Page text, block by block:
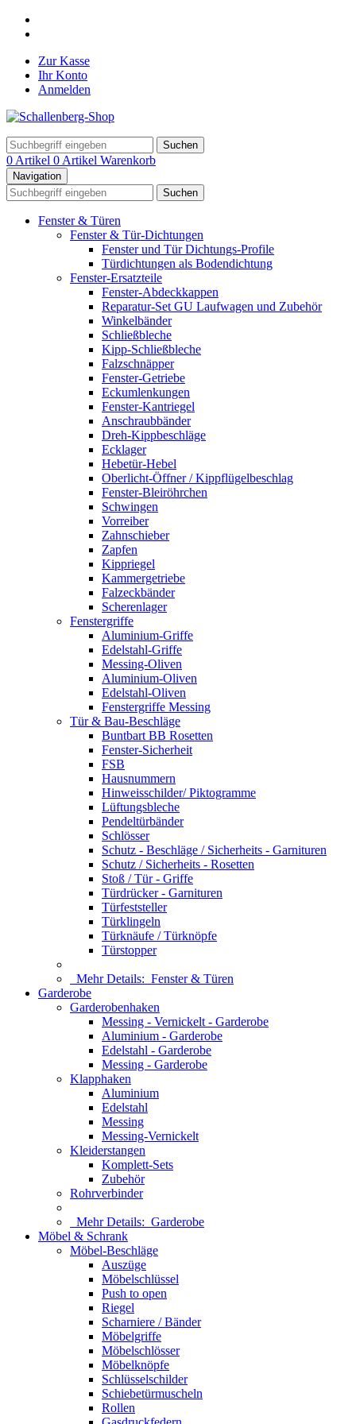
Zur Kasse
Ihr Konto
Anmelden
Suchen
0 Artikel 0 Artikel Warenkorb
Navigation
Suchen
Fenster & Türen
Fenster & Tür-Dichtungen
Fenster und Tür Dichtungs-Profile
Türdichtungen als Bodendichtung
Fenster-Ersatzteile
Fenster-Abdeckkappen
Reparatur-Set GU Laufwagen und Zubehör
Winkelbänder
Schließbleche
Kipp-Schließbleche
Falzschnäpper
Fenster-Getriebe
Eckumlenkungen
Fenster-Kantriegel
Anschraubbänder
Dreh-Kippbeschläge
Ecklager
Hebetür-Hebel
Oberlicht-Öffner / Kippflügelbeschlag
Fenster-Bleiröhrchen
Schwingen
Vorreiber
Zahnschieber
Zapfen
Kippriegel
Kammergetriebe
Falzeckbänder
Scherenlager
Fenstergriffe
Aluminium-Griffe
Edelstahl-Griffe
Messing-Oliven
Aluminium-Oliven
Edelstahl-Oliven
Fenstergriffe Messing
Tür & Bau-Beschläge
Buntbart BB Rosetten
Fenster-Sicherheit
FSB
Hausnummern
Hinweisschilder/ Piktogramme
Lüftungsbleche
Pendeltürbänder
Schlösser
Schutz - Beschläge / Sicherheits - Garnituren
Schutz / Sicherheits - Rosetten
Stoß / Tür - Griffe
Türdrücker - Garnituren
Türfeststeller
Türklingeln
Türknäufe / Türknöpfe
Türstopper
Mehr Details: Fenster & Türen
Garderobe
Garderobenhaken
Messing - Vernickelt - Garderobe
Aluminium - Garderobe
Edelstahl - Garderobe
Messing - Garderobe
Klapphaken
Aluminium
Edelstahl
Messing
Messing-Vernickelt
Kleiderstangen
Komplett-Sets
Zubehör
Rohrverbinder
Mehr Details: Garderobe
Möbel & Schrank
Möbel-Beschläge
Auszüge
Möbelschlüssel
Push to open
Riegel
Scharniere / Bänder
Möbelgriffe
Möbelschlösser
Möbelknöpfe
Schlüsselschilder
Schiebetürmuscheln
Rollen